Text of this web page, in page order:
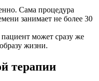
Сама процедура
занимает не более 30
может сразу же
жизни.
терапии